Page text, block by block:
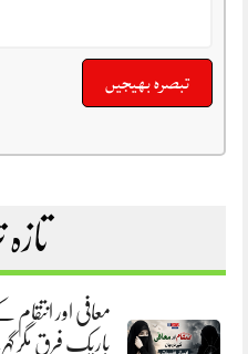
معافی اور
باریک فرق مگر